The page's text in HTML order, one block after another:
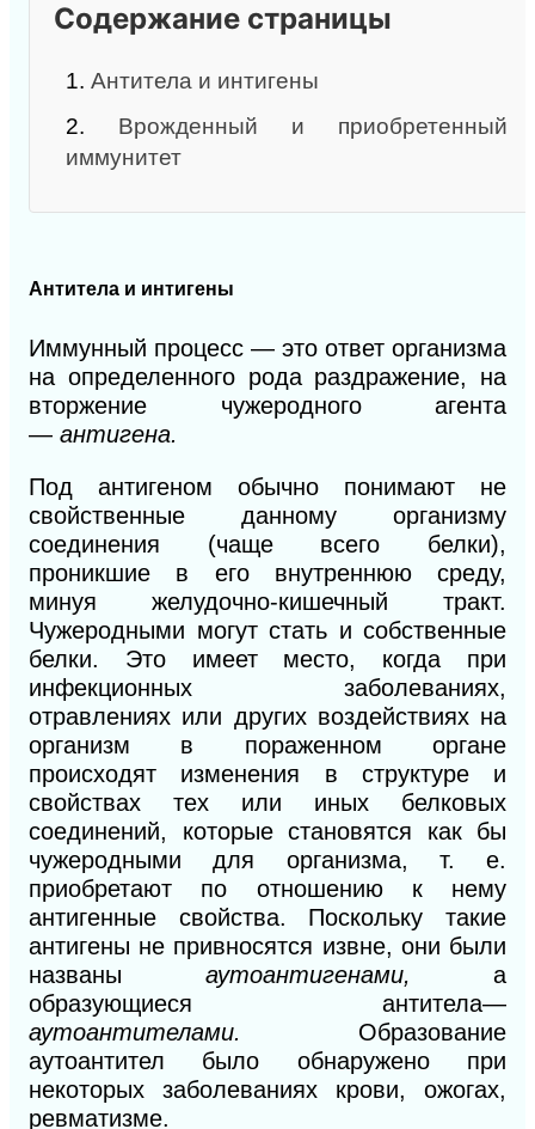
Содержание страницы
1. Антитела и интигены
2. Врожденный и приобретенный
иммунитет
Антитела и интигены
Иммунный процесс — это ответ организма
на определенного рода раздражение, на
вторжение чужеродного агента
— антигена.
Под антигеном обычно понимают не
свойственные данному организму
соединения (чаще всего белки),
проникшие в его внутреннюю среду,
минуя желудочно-кишечный тракт.
Чужеродными могут стать и собственные
белки. Это имеет место, когда при
инфекционных заболеваниях,
отравлениях или других воздействиях на
организм в пораженном органе
происходят изменения в структуре и
свойствах тех или иных белковых
соединений, которые становятся как бы
чужеродными для организма, т. е.
приобретают по отношению к нему
антигенные свойства. Поскольку такие
антигены не привносятся извне, они были
названы аутоантигенами, а
образующиеся антитела—
аутоантителами. Образование
аутоантител было обнаружено при
некоторых заболеваниях крови, ожогах,
ревматизме.